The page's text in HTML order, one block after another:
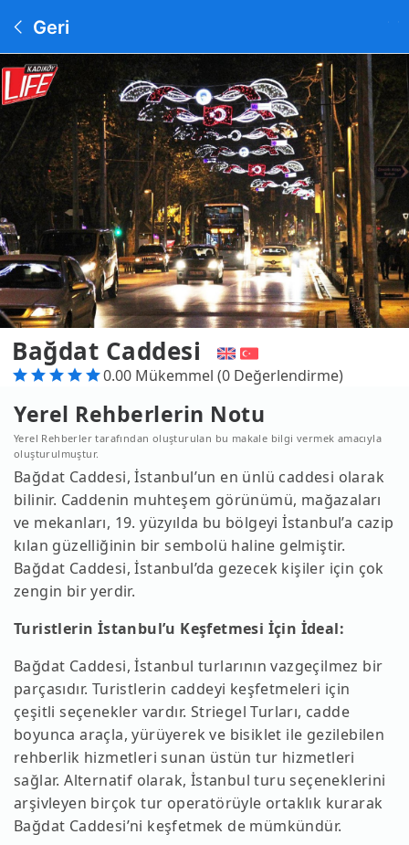
Geri
Bağdat Caddesi
0.00 Mükemmel (0 Değerlendirme)
Yerel Rehberlerin Notu
Yerel Rehberler tarafından oluşturulan bu makale bilgi vermek amacıyla
oluşturulmuştur.
Bağdat Caddesi, İstanbul’un en ünlü caddesi olarak
bilinir. Caddenin muhteşem görünümü, mağazaları
ve mekanları, 19. yüzyılda bu bölgeyi İstanbul’a cazip
kılan güzelliğinin bir sembolü haline gelmiştir.
Bağdat Caddesi, İstanbul’da gezecek kişiler için çok
zengin bir yerdir.
Turistlerin İstanbul’u Keşfetmesi İçin İdeal:
Bağdat Caddesi, İstanbul turlarının vazgeçilmez bir
parçasıdır. Turistlerin caddeyi keşfetmeleri için
çeşitli seçenekler vardır. Striegel Turları, cadde
boyunca araçla, yürüyerek ve bisiklet ile gezilebilen
rehberlik hizmetleri sunan üstün tur hizmetleri
sağlar. Alternatif olarak, İstanbul turu seçeneklerini
arşivleyen birçok tur operatörüyle ortaklık kurarak
Bağdat Caddesi’ni keşfetmek de mümkündür.